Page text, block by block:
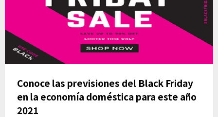
Conoce las previsiones del Black Friday
en la economía doméstica para este año
2021